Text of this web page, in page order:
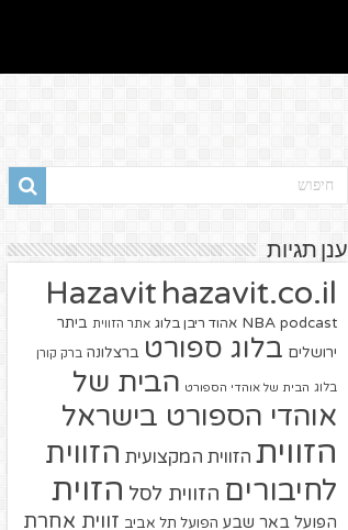
ענן תגיות
Hazavit hazavit.co.il
NBA podcast אהוד ריבן בלוג אתר הזווית ביתר
ירושלים בלוג ספורט ברצלונה ברק קורן
בלוג הבית של אוהדי הספורט הבית של
אוהדי הספורט בישראל
הזווית הזווית המקצועית הזווית
לחיבורים הזווית לסל הזוית
הפועל באר שבע הפועל תל אביב זווית אחרת